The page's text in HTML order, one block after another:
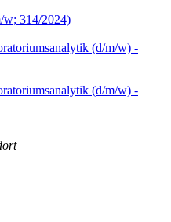
w; 314/2024)
(d/m/w) -
(d/m/w) -